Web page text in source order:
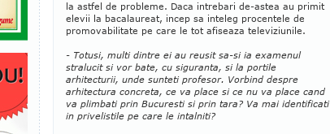
la astfel de probleme. Daca intrebari de-astea au primit
elevii la bacalaureat, incep sa inteleg procentele de
promovabilitate pe care le tot afiseaza televiziunile.
- Totusi, multi dintre ei au reusit sa-si ia examenul
stralucit si vor bate, cu siguranta, si la portile
arhitecturii, unde sunteti profesor. Vorbind despre
arhitectura concreta, ce va place si ce nu va place cand
va plimbati prin Bucuresti si prin tara? Va mai identificati
in privelistile pe care le intalniti?